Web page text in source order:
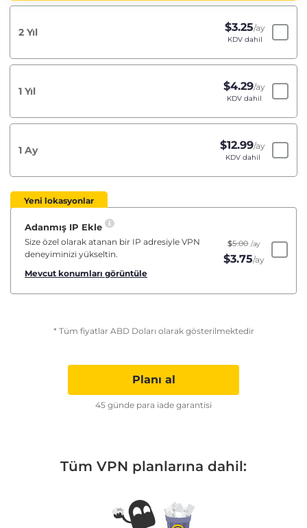
2 Yıl $3.25/ay
KDV dahil
1 Yıl $4.29/ay
KDV dahil
1 Ay $12.99/ay
KDV dahil
Yeni lokasyonlar
Adanmış IP Ekle
Size özel olarak atanan bir IP adresiyle VPN
deneyiminizi yükseltin.
Mevcut konumları görüntüle
$5.00 /ay
$3.75/ay
* Tüm fiyatlar ABD Doları olarak gösterilmektedir
Planı al
45 günde para iade garantisi
Tüm VPN planlarına dahil: